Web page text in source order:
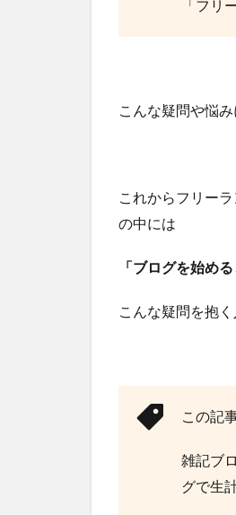
「フリ
こんな疑問や悩
これからフリー
の中には
「ブログを始め
こんな疑問を抱く
この記
雑記ブ
グで生